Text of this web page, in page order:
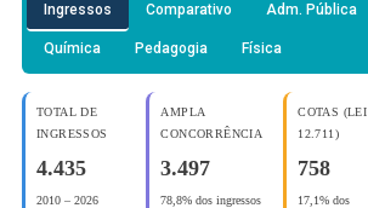
Ingressos Comparativo Adm. Pública
Química Pedagogia Física
TOTAL DE
INGRESSOS
4.435
2010 – 2026
AMPLA
CONCORRÊNCIA
3.497
78,8% dos ingressos
COTAS (LEI
12.711)
758
17,1% dos